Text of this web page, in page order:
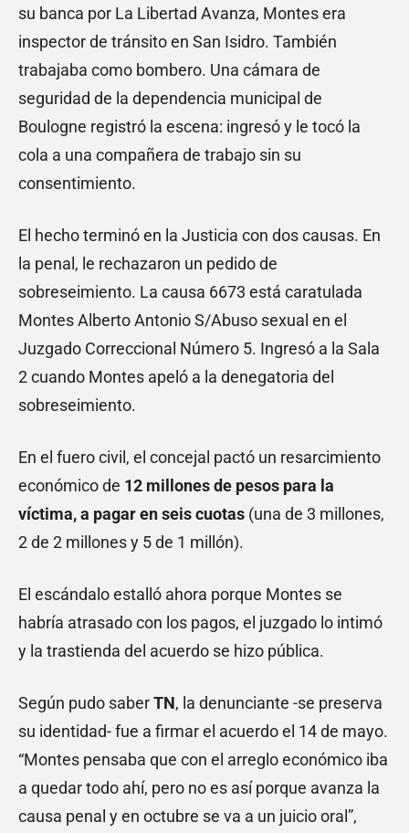
su banca por La Libertad Avanza, Montes era
inspector de tránsito en San Isidro. También
trabajaba como bombero. Una cámara de
seguridad de la dependencia municipal de
Boulogne registró la escena: ingresó y le tocó la
cola a una compañera de trabajo sin su
consentimiento.
El hecho terminó en la Justicia con dos causas. En
la penal, le rechazaron un pedido de
sobreseimiento. La causa 6673 está caratulada
Montes Alberto Antonio S/Abuso sexual en el
Juzgado Correccional Número 5. Ingresó a la Sala
2 cuando Montes apeló a la denegatoria del
sobreseimiento.
En el fuero civil, el concejal pactó un resarcimiento
económico de 12 millones de pesos para la
víctima, a pagar en seis cuotas (una de 3 millones,
2 de 2 millones y 5 de 1 millón).
El escándalo estalló ahora porque Montes se
habría atrasado con los pagos, el juzgado lo intimó
y la trastienda del acuerdo se hizo pública.
Según pudo saberTN, la denunciante -se preserva
su identidad- fue a firmar el acuerdo el 14 de mayo.
“Montes pensaba que con el arreglo económico iba
a quedar todo ahí, pero no es así porque avanza la
causa penal y en octubre se va a un juicio oral”,